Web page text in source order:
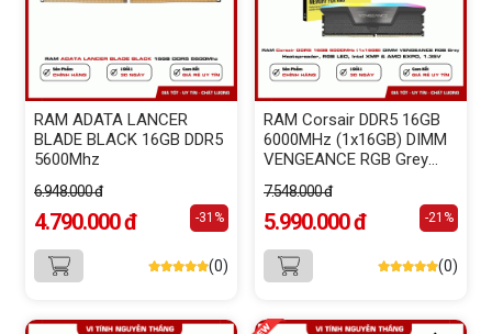
RAM ADATA LANCER
BLADE BLACK 16GB DDR5
5600Mhz
6.948.000 đ
4.790.000 đ -31%
(0)
RAM Corsair DDR5 16GB
6000MHz (1x16GB) DIMM
VENGEANCE RGB Grey
Intel XMP & AMD EXPO,
1.35V
7.548.000 đ
5.990.000 đ -21%
(0)